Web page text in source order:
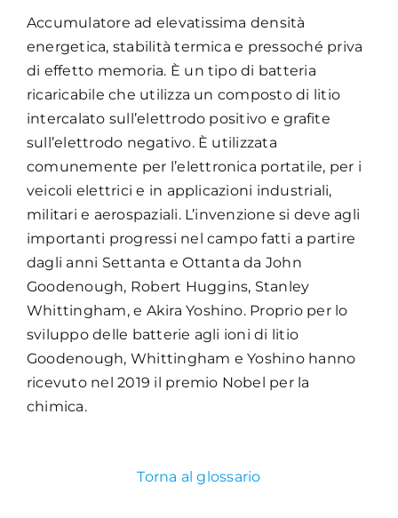
Academy
Accumulatore ad elevatissima densità
energetica, stabilità termica e pressoché priva
di effetto memoria. È un tipo di batteria
ricaricabile che utilizza un composto di litio
intercalato sull’elettrodo positivo e grafite
sull’elettrodo negativo. È utilizzata
comunemente per l’elettronica portatile, per i
veicoli elettrici e in applicazioni industriali,
militari e aerospaziali. L’invenzione si deve agli
importanti progressi nel campo fatti a partire
dagli anni Settanta e Ottanta da John
Goodenough, Robert Huggins, Stanley
Whittingham, e Akira Yoshino. Proprio per lo
sviluppo delle batterie agli ioni di litio
Goodenough, Whittingham e Yoshino hanno
ricevuto nel 2019 il premio Nobel per la
chimica.
Torna al glossario